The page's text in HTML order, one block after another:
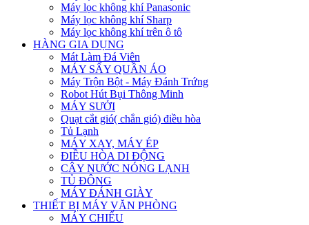
Máy lọc không khí Panasonic
Máy lọc không khí Sharp
Máy lọc không khí trên ô tô
HÀNG GIA DỤNG
Mát Làm Đá Viên
MÁY SẤY QUẦN ÁO
Máy Trộn Bột - Máy Đánh Trứng
Robot Hút Bụi Thông Minh
MÁY SƯỞI
Quạt cắt gió( chắn gió) điều hòa
Tủ Lạnh
MÁY XAY, MÁY ÉP
ĐIỀU HÒA DI ĐỘNG
CÂY NƯỚC NÓNG LẠNH
TỦ ĐÔNG
MÁY ĐÁNH GIÀY
THIẾT BỊ MÁY VĂN PHÒNG
MÁY CHIẾU